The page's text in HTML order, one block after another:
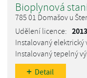
Bioplynová
785 01 Domašov u
2013
Detail